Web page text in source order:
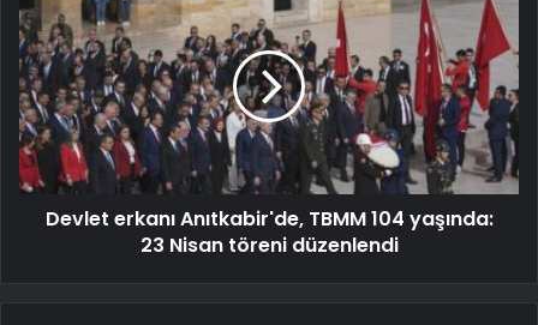
Devlet erkanı Anıtkabir'de, TBMM 104 yaşında:
23 Nisan töreni düzenlendi